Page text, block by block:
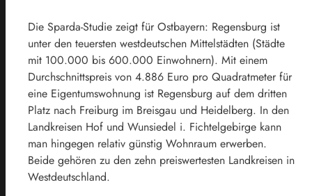
Die Sparda-Studie zeigt für Ostbayern: Regensburg ist
unter den teuersten westdeutschen Mittelstädten (Städte
mit 100.000 bis 600.000 Einwohnern). Mit einem
Durchschnittspreis von 4.886 Euro pro Quadratmeter für
eine Eigentumswohnung ist Regensburg auf dem dritten
Platz nach Freiburg im Breisgau und Heidelberg. In den
Landkreisen Hof und Wunsiedel i. Fichtelgebirge kann
man hingegen relativ günstig Wohnraum erwerben.
Beide gehören zu den zehn preiswertesten Landkreisen in
Westdeutschland.